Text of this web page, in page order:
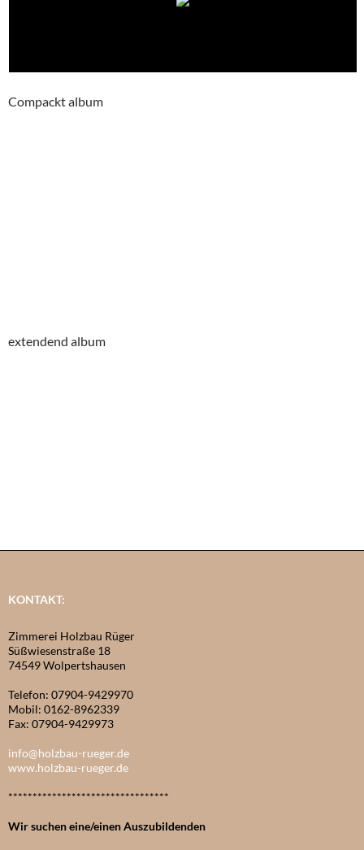
Compackt album
extendend album
KONTAKT:
Zimmerei Holzbau Rüger
Süßwiesenstraße 18
74549 Wolpertshausen
Telefon: 07904-9429970
Mobil: 0162-8962339
Fax: 07904-9429973
info@holzbau-rueger.de
www.holzbau-rueger.de
*********************************
Wir suchen eine/einen Auszubildenden